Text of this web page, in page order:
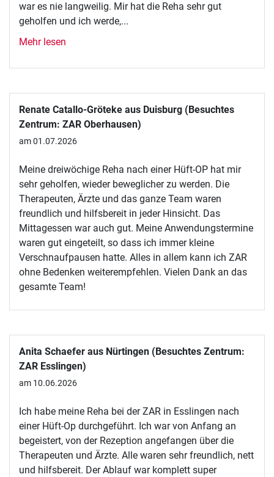
war es nie langweilig. Mir hat die Reha sehr gut
geholfen und ich werde,...
Mehr lesen
Renate Catallo-Gröteke aus Duisburg (Besuchtes
Zentrum: ZAR Oberhausen)
am 01.07.2026
Meine dreiwöchige Reha nach einer Hüft-OP hat mir
sehr geholfen, wieder beweglicher zu werden. Die
Therapeuten, Ärzte und das ganze Team waren
freundlich und hilfsbereit in jeder Hinsicht. Das
Mittagessen war auch gut. Meine Anwendungstermine
waren gut eingeteilt, so dass ich immer kleine
Verschnaufpausen hatte. Alles in allem kann ich ZAR
ohne Bedenken weiterempfehlen. Vielen Dank an das
gesamte Team!
Anita Schaefer aus Nürtingen (Besuchtes Zentrum:
ZAR Esslingen)
am 10.06.2026
Ich habe meine Reha bei der ZAR in Esslingen nach
einer Hüft-Op durchgeführt. Ich war von Anfang an
begeistert, von der Rezeption angefangen über die
Therapeuten und Ärzte. Alle waren sehr freundlich, nett
und hilfsbereit. Der Ablauf war komplett super